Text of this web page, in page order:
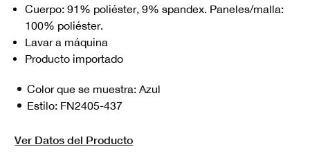
Cuerpo: 91% poliéster, 9% spandex. Paneles/malla:
100% poliéster.
Lavar a máquina
Producto importado
Color que se muestra: Azul
Estilo: FN2405-437
Ver Datos del Producto